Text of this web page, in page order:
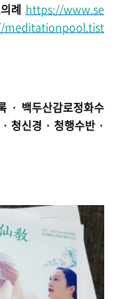
례 https://www.se
meditationpool.tist
· 백두산감로정화수
청신경 · 청행수반 ·